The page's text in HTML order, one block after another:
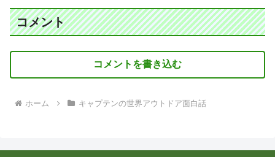
コメント
コメントを書き込む
ホーム キャプテンの世界アウトドア面白話